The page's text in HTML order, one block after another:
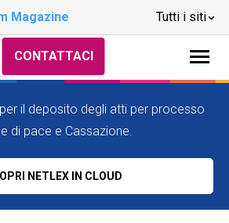
Magazine Tutti i siti
CONTATTACI
il deposito degli atti per processo
di pace e Cassazione.
NETLEX IN CLOUD